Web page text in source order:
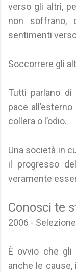
verso gli altri,
non soffrano,
sentimenti
Soccorrere gli
Tutti parlano
pace
collera o l’odio.
Una società in
il progresso
veramente
Conosci te
2006 -
È ovvio che gli
anche le